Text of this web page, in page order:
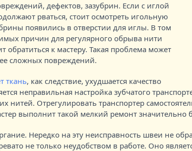
дефектов, зазубрин. Если с иглой
рваться, стоит осмотреть игольную
появились в отверстии для иглы. В том
причин для регулярного обрыва нити
обратиться к мастеру. Такая проблема может
сложных повреждений.
ткань, как следствие, ухудшается качество
неправильная настройка зубчатого
нитей. Отрегулировать транспортер
выполнит такой мелкий ремонт значительно
Нередко на эту неисправность швеи не
не только неудобством в работе. Оно